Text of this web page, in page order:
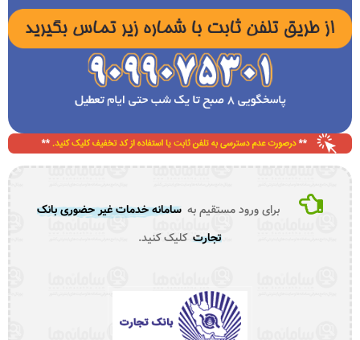
برای ورود مستقیم به سامانه خدمات غیر حضوری بانک
تجارت کلیک کنید.